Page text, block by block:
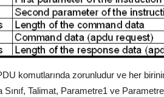
komutlarında zorunludur ve her
Talimat, Parametre1 ve